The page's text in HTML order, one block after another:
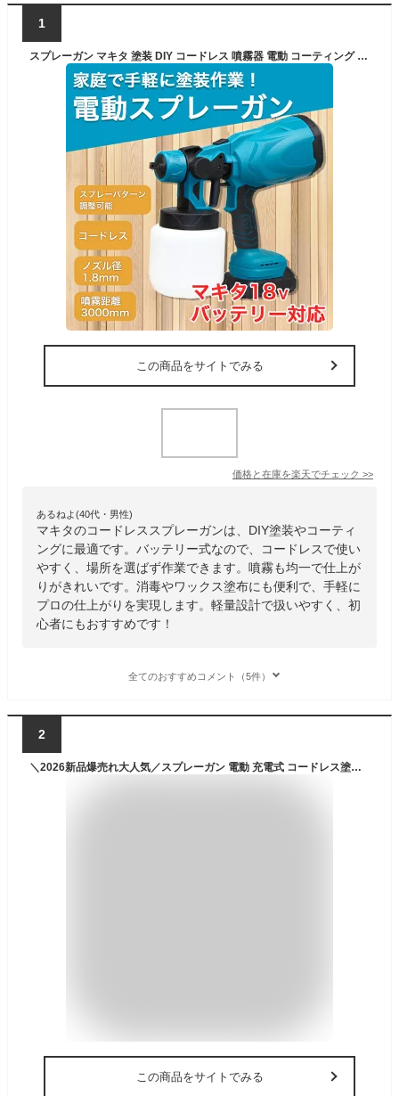
1
スプレーガン マキタ 塗装 DIY コードレス 噴霧器 電動 コーティング 消毒 コードレス バッテリー ワックス
この商品をサイトでみる
価格と在庫を楽天でチェック >>
あるねよ(40代・男性)
マキタのコードレススプレーガンは、DIY塗装やコーティ
ングに最適です。バッテリー式なので、コードレスで使い
やすく、場所を選ばず作業できます。噴霧も均一で仕上が
りがきれいです。消毒やワックス塗布にも便利で、手軽に
プロの仕上がりを実現します。軽量設計で扱いやすく、初
心者にもおすすめです！
全てのおすすめコメント（5件）
2
＼2026新品爆売れ大人気／スプレーガン 電動 充電式 コードレス塗装機 1000ml大容量タンク 吹き付け式 ペイントスプレー 油性・水性塗料対応 噴霧幅調整可能 強力モーター搭載 均一噴射でムラなく塗装 家庭用・業務用兼用 軽量設計 DIY 車・家具・壁面に最適
この商品をサイトでみる